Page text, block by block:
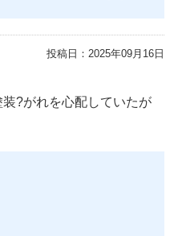
投稿日： 2025年09月16日
?がれを心配していたが